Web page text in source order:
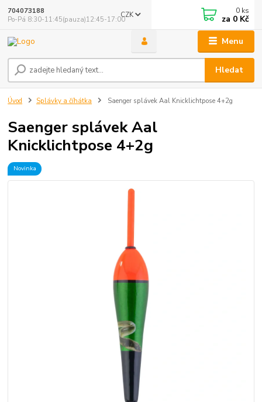
Menu
CZK
Hledat
704073188
Po-Pá 8:30-11:45(pauza)12:45-17:00
0 ks
za 0 Kč
Úvod Splávky a číhátka Saenger splávek Aal Knicklichtpose 4+2g
Saenger splávek Aal
Knicklichtpose 4+2g
Novinka